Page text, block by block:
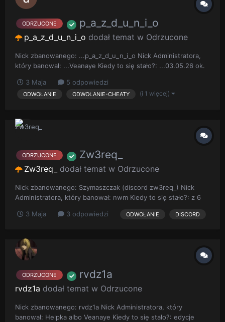
ODRZUCONE p_a_z_d_u_n_i_o
p_a_z_d_u_n_i_o dodał temat w Odrzucone
Nick zbanowanego: ...p_a_z_d_u_n_i_o Nick Administratora,
który banował: ...Veanaye Kiedy to się stało?: ...03.05.26 ok.
zle zrobilem i nie zamierzam tego powtarzać .Niedługo mam
urodziny wiec fajnie by było skrocić lub odwołać kare....
3 Maja 5 odpowiedzi
ODWOŁANIE ODWOŁANIE-CHEATY (i 1 więcej)
ODRZUCONE Zw3req_
Zw3req_ dodał temat w Odrzucone
Nick zbanowanego: Szymaszczak (discord zw3req_) Nick
Administratora, który banował: nwm Kiedy to się stało?: z 6
crafta za spamowanie Screen bana:
3 Maja 3 odpowiedzi ODWOŁANIE DISCORD
ODRZUCONE rvdz1a
rvdz1a dodał temat w Odrzucone
Nick zbanowanego: rvdz1a Nick Administratora, który
banował: Helpka albo Veanaye Kiedy to się stało?: edycje